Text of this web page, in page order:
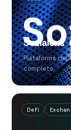
BRAND →
Sozialens
Plataforma de
completo.
DeFi